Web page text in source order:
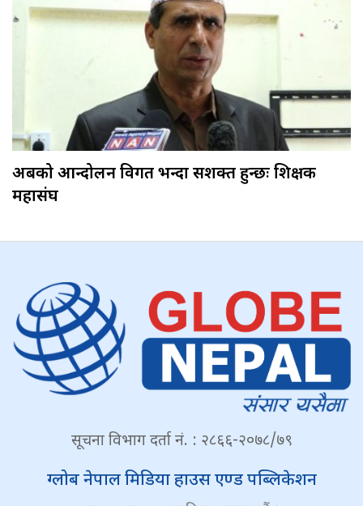
अबको आन्दोलन विगत भन्दा सशक्त हुन्छः शिक्षक
महासंघ
सूचना विभाग दर्ता नं. : २८६६-२०७८/७९
ग्लोब नेपाल मिडिया हाउस एण्ड पब्लिकेशन